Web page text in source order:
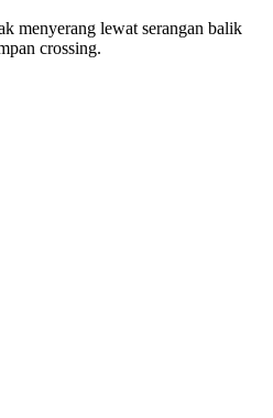
menyerang lewat serangan balik
crossing.